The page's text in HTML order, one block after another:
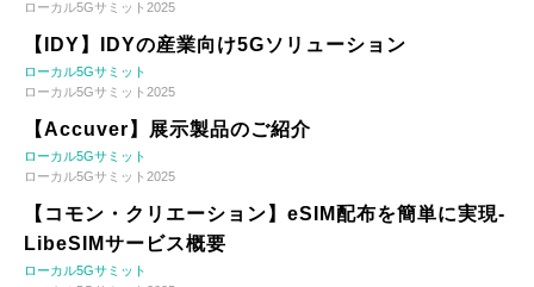
ローカル5Gサミット2025
【IDY】IDYの産業向け5Gソリューション
ローカル5Gサミット
ローカル5Gサミット2025
【Accuver】展示製品のご紹介
ローカル5Gサミット
ローカル5Gサミット2025
【コモン・クリエーション】eSIM配布を簡単に実現-
LibeSIMサービス概要
ローカル5Gサミット